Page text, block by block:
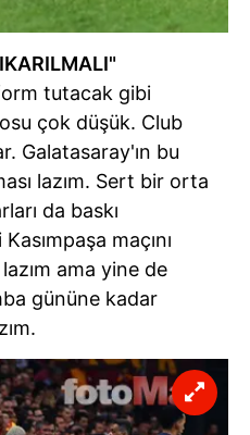
tutacak gibi
çok düşük. Club
Galatasaray'ın bu
lazım. Sert bir orta
da baskı
maçını
ama yine de
gününe kadar